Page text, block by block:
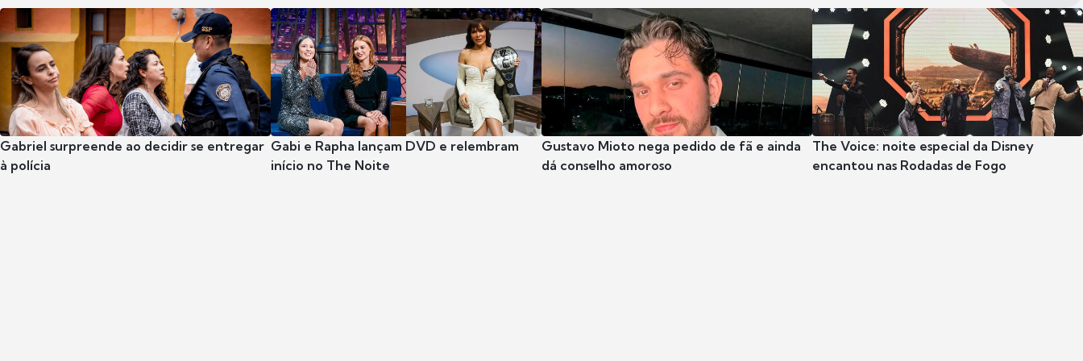
Gabriel surpreende ao decidir se entregar
à polícia
Gabi e Rapha lançam DVD e relembram
início no The Noite
Gustavo Mioto nega pedido de fã e ainda
dá conselho amoroso
The Voice: noite especial da Disney
encantou nas Rodadas de Fogo